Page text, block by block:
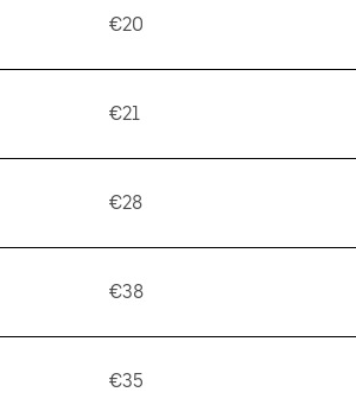
€20
€21
€28
€38
€35